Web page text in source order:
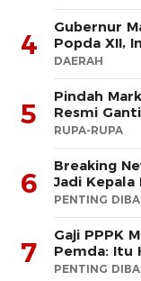
4
Gubernur
Popda XII,
DAERAH
5
Pindah
Resmi
RUPA-RUPA
6
Breaking
Jadi
PENTING
7
Gaji PPPK
Pemda: Itu
PENTING